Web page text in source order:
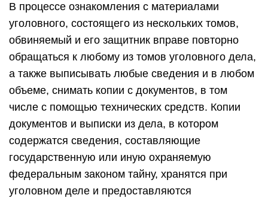
В процессе ознакомления с материалами
уголовного, состоящего из нескольких томов,
обвиняемый и его защитник вправе повторно
обращаться к любому из томов уголовного дела,
а также выписывать любые сведения и в любом
объеме, снимать копии с документов, в том
числе с помощью технических средств. Копии
документов и выписки из дела, в котором
содержатся сведения, составляющие
государственную или иную охраняемую
федеральным законом тайну, хранятся при
уголовном деле и предоставляются